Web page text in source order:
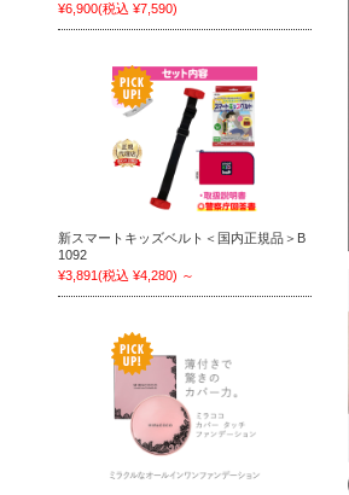
¥6,900(税込 ¥7,590)
新スマートキッズベルト＜国内正規品＞B
1092
¥3,891(税込 ¥4,280) ～